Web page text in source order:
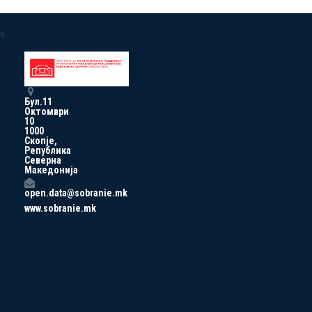
a
Бул.11
Октомври
10
1000
Скопје,
Република
Северна
Македонија
open.data@sobranie.mk
www.sobranie.mk